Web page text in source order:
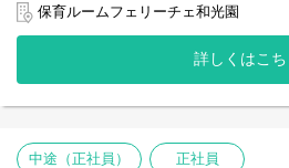
【主な仕事内容】
・開園準備…登園前の園内清掃、整備
・登園…保護者と子どもたちをお迎え
・昼食準備・昼食…食事の準備と介助
・お昼寝…ねかしつけ、見守り
保育ルームフェリーチェ和光園
詳しくはこち
中途（正社員） 正社員